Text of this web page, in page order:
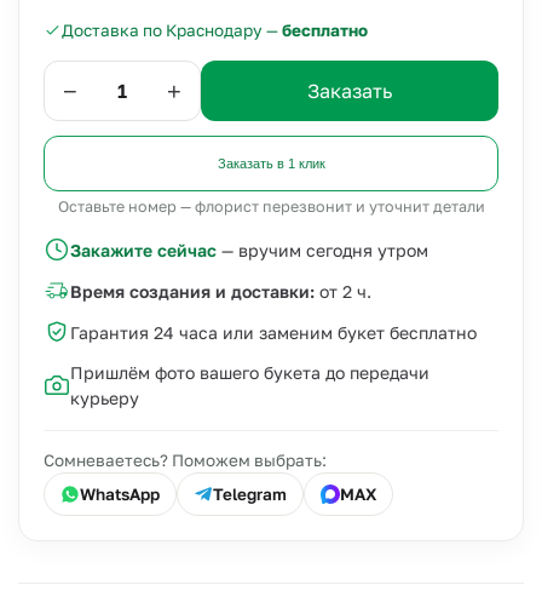
Доставка по Краснодару —бесплатно
− + Заказать
Заказать в 1 клик
Оставьте номер — флорист перезвонит и уточнит детали
Закажите сейчас — вручим сегодня утром
Время создания и доставки: от 2 ч.
Гарантия 24 часа или заменим букет бесплатно
Пришлём фото вашего букета до передачи
курьеру
Сомневаетесь? Поможем выбрать:
WhatsApp
Telegram MAX